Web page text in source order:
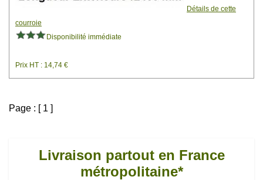
Détails de cette
courroie
Disponibilité immédiate
Prix HT : 14,74 €
Page : [ 1 ]
Livraison partout en France
métropolitaine*